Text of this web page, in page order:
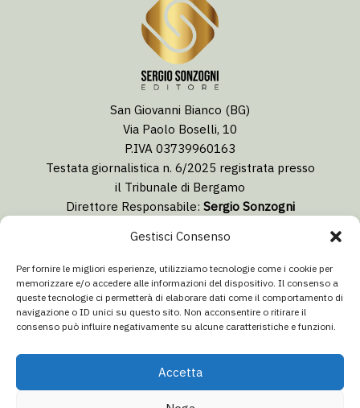
Gestisci Consenso
Per fornire le migliori esperienze, utilizziamo tecnologie come i cookie per
memorizzare e/o accedere alle informazioni del dispositivo. Il consenso a
queste tecnologie ci permetterà di elaborare dati come il comportamento di
navigazione o ID unici su questo sito. Non acconsentire o ritirare il
consenso può influire negativamente su alcune caratteristiche e funzioni.
Accetta
San Giovanni Bianco (BG)
Via Paolo Boselli, 10
P.IVA 03739960163
Testata giornalistica n. 6/2025 registrata presso
il Tribunale di Bergamo
Direttore Responsabile: Sergio Sonzogni
redazione@isolabergamascanews.it
info@italiacommunication.com
Telefono: 0345 41834